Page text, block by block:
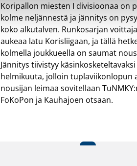
Koripallon miesten I divisioonaa on
kolme neljännestä ja jännitys on
koko alkutalven. Runkosarjan
aukeaa latu Korisliigaan, ja tällä
kolmella joukkueella on saumat
Jännitys tiivistyy käsinkosketeltavaksi
helmikuuta, jolloin tuplaviikonlopun
nousijan leimaa sovitellaan
FoKoPon ja Kauhajoen otsaan.
1